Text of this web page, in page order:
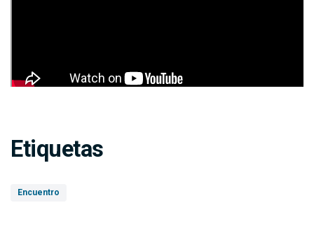
Etiquetas
Encuentro